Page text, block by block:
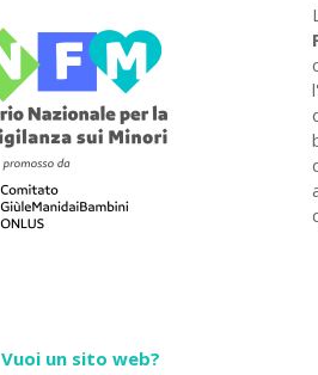
Vuoi un sito web?